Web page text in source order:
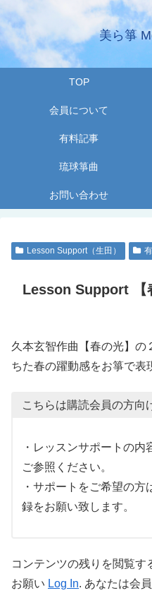
美ら箏
TOP
会員について
有料記事
琉球箏曲
お問い合わせ
Lesson Support（生田）
Lesson Support 【
久本玄智作曲【春の光】の
ちた春の躍動感をお箏で表
こちらは購読会員の方向
・レッスンサポートの内
ご参照ください。
・サポートをご希望の方
録をお願い致します。
コンテンツの残りを閲覧す
お願い Log In. あなたは会